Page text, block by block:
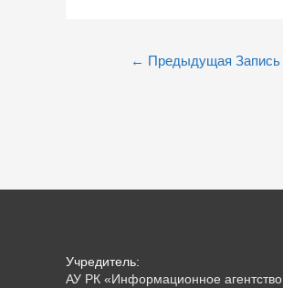
← Предыдущая Запись
Учредитель:
АУ РК «Информационное агентство